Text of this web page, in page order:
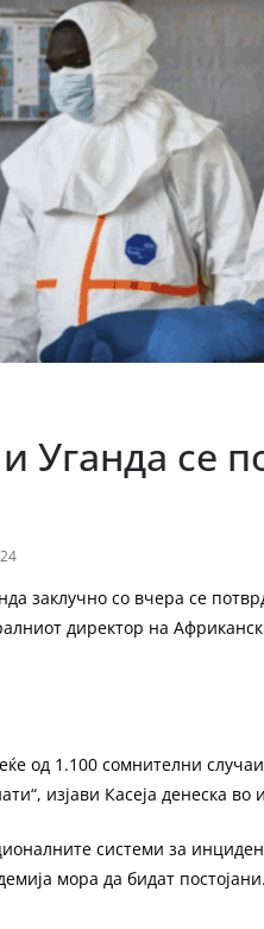
Уганда се
заклучно со вчера се
директор на
од 1.100 сомнителни
изјави Касеја денеска во
системи за
мора да бидат постојани.